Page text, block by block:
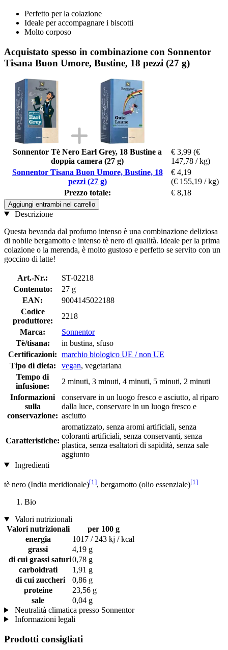
Perfetto per la colazione
Ideale per accompagnare i biscotti
Molto corposo
Acquistato spesso in combinazione con Sonnentor
Tisana Buon Umore, Bustine, 18 pezzi (27 g)
Sonnentor Tè Nero Earl Grey, 18 Bustine a
doppia camera (27 g)
€ 3,99 (€
147,78 / kg)
Sonnentor Tisana Buon Umore, Bustine, 18
pezzi (27 g)
€ 4,19
(€ 155,19 / kg)
Prezzo totale:
€ 8,18
Aggiungi entrambi nel carrello
Descrizione
Questa bevanda dal profumo intenso è una combinazione deliziosa
di nobile bergamotto e intenso tè nero di qualità. Ideale per la prima
colazione o la merenda, è molto gustoso e perfetto se servito con un
goccino di latte!
Art.-Nr.:
ST-02218
Contenuto:
27 g
EAN:
9004145022188
Codice
produttore:
2218
Marca:
Sonnentor
Tè/tisana:
in bustina, sfuso
Certificazioni: marchio biologico UE / non UE
Tipo di dieta:
vegan, vegetariana
Tempo di
infusione:
2 minuti, 3 minuti, 4 minuti, 5 minuti, 2 minuti
Informazioni
sulla
conservazione:
conservare in un luogo fresco e asciutto, al riparo
dalla luce, conservare in un luogo fresco e
asciutto
Caratteristiche:
aromatizzato, senza aromi artificiali, senza
coloranti artificiali, senza conservanti, senza
plastica, senza esaltatori di sapidità, senza sale
aggiunto
Ingredienti
tè nero (India meridionale)[1], bergamotto (olio essenziale)[1]
Bio
Valori nutrizionali
Valori nutrizionali
per 100 g
energia
1017 / 243 kj / kcal
grassi
4,19 g
di cui grassi saturi0,78 g
carboidrati
1,91 g
di cui zuccheri
0,86 g
proteine
23,56 g
sale
0,04 g
Neutralità climatica presso Sonnentor
Informazioni legali
Prodotti consigliati